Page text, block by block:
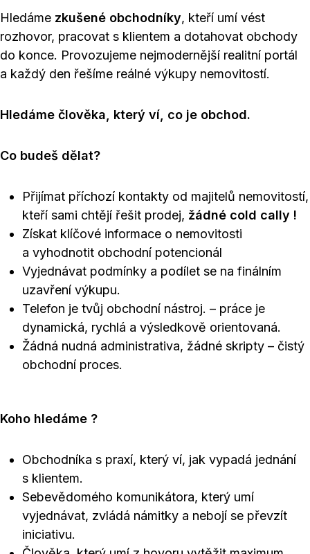
Hledáme zkušené obchodníky, kteří umí vést
rozhovor, pracovat s klientem a dotahovat obchody
do konce. Provozujeme nejmodernější realitní portál
a každý den řešíme reálné výkupy nemovitostí.
Hledáme člověka, který ví, co je obchod.
Co budeš dělat?
Přijímat příchozí kontakty od majitelů nemovitostí,
kteří sami chtějí řešit prodej, žádné cold cally !
Získat klíčové informace o nemovitosti
a vyhodnotit obchodní potencionál
Vyjednávat podmínky a podílet se na finálním
uzavření výkupu.
Telefon je tvůj obchodní nástroj. – práce je
dynamická, rychlá a výsledkově orientovaná.
Žádná nudná administrativa, žádné skripty – čistý
obchodní proces.
Koho hledáme ?
Obchodníka s praxí, který ví, jak vypadá jednání
s klientem.
Sebevědomého komunikátora, který umí
vyjednávat, zvládá námitky a nebojí se převzít
iniciativu.